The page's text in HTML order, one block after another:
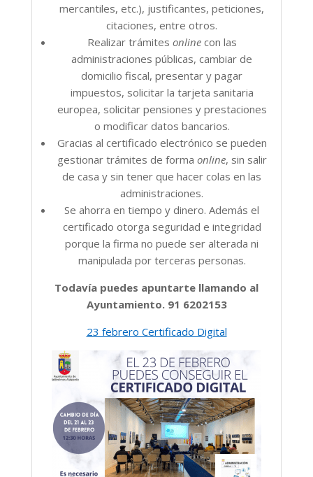
mercantiles, etc.), justificantes, peticiones,
citaciones, entre otros.
Realizar trámites online con las
administraciones públicas, cambiar de
domicilio fiscal, presentar y pagar
impuestos, solicitar la tarjeta sanitaria
europea, solicitar pensiones y prestaciones
o modificar datos bancarios.
Gracias al certificado electrónico se pueden
gestionar trámites de forma online, sin salir
de casa y sin tener que hacer colas en las
administraciones.
Se ahorra en tiempo y dinero. Además el
certificado otorga seguridad e integridad
porque la firma no puede ser alterada ni
manipulada por terceras personas.
Todavía puedes apuntarte llamando al
Ayuntamiento. 91 6202153
23 febrero Certificado Digital